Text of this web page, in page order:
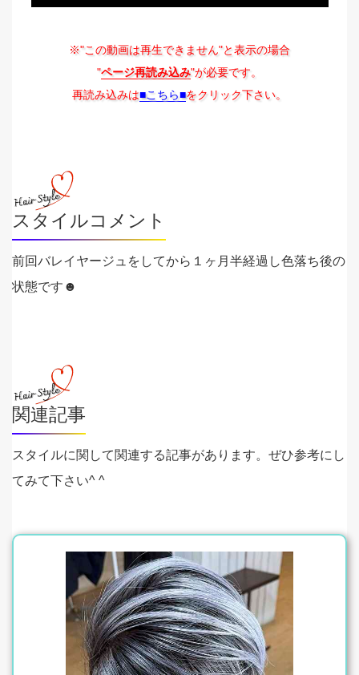
※"この動画は再生できません"と表示の場合
"ページ再読み込み"が必要です。
再読み込みは■こちら■をクリック下さい。
スタイルコメント
前回バレイヤージュをしてから１ヶ月半経過し色落ち後の
状態です☻
関連記事
スタイルに関して関連する記事があります。ぜひ参考にし
てみて下さい^ ^